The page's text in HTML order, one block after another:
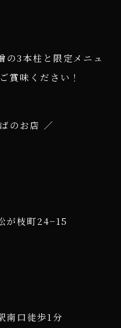
の3本柱と限定メニュ
賞味ください！
のお店 ／
が枝町24−15
南口徒歩1分